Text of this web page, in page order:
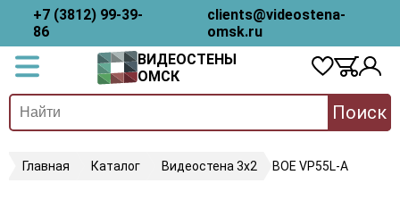
+7 (3812) 99-39-
86
clients@videostena-
omsk.ru
ВИДЕОСТЕНЫ
ОМСК
Поиск
Главная Каталог Видеостена 3х2 BOE VP55L-A